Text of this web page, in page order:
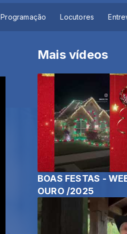
Programação Locutores
Mais vídeos
BOAS FESTAS -
OURO /2025